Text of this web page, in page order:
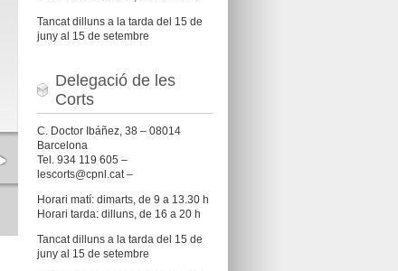
Tancat dilluns a la tarda del 15 de
juny al 15 de setembre
Delegació de les
Corts
C. Doctor Ibáñez, 38 – 08014
Barcelona
Tel. 934 119 605 –
lescorts@cpnl.cat –
Horari matí: dimarts, de 9 a 13.30 h
Horari tarda: dilluns, de 16 a 20 h
Tancat dilluns a la tarda del 15 de
juny al 15 de setembre